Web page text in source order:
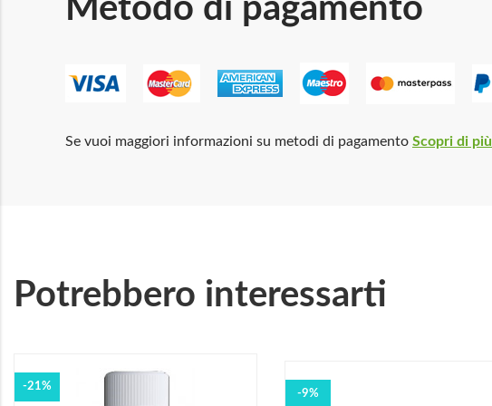
Metodo di pagamento
Se vuoi maggiori informazioni su metodi di pagamento Scopri di più
Potrebbero interessarti
-21%
-9%